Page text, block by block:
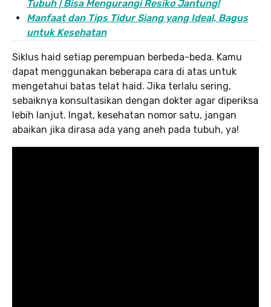
Tubuh | Bisa Mengurangi Resiko Jantung!
Manfaat dan Tips Tidur Siang yang Ideal, Bagus
untuk Kesehatan
Siklus haid setiap perempuan berbeda-beda. Kamu
dapat menggunakan beberapa cara di atas untuk
mengetahui batas telat haid. Jika terlalu sering,
sebaiknya konsultasikan dengan dokter agar diperiksa
lebih lanjut. Ingat, kesehatan nomor satu, jangan
abaikan jika dirasa ada yang aneh pada tubuh, ya!